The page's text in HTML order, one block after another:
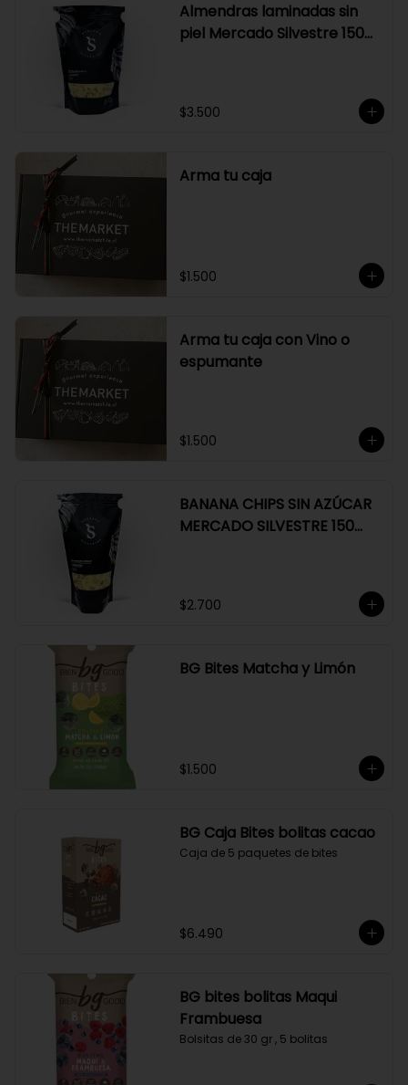
Almendras laminadas sin
piel Mercado Silvestre 150
$3.500
Arma tu caja
$1.500
Arma tu caja con Vino o
espumante
$1.500
BANANA CHIPS SIN AZÚCAR
MERCADO SILVESTRE 150
$2.700
BG Bites Matcha y Limón
$1.500
BG Caja Bites bolitas cacao
Caja de 5 paquetes de bites
$6.490
BG bites bolitas Maqui
Frambuesa
Bolsitas de 30 gr , 5 bolitas